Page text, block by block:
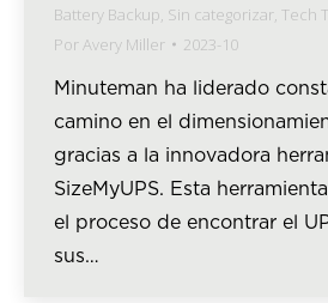
Battery Backup Sin categorizar Tech
Por Avery Miller 2023-10
Minuteman ha liderado
camino en el
gracias a la innovadora
SizeMyUPS. Esta
el proceso de encontrar el
sus…